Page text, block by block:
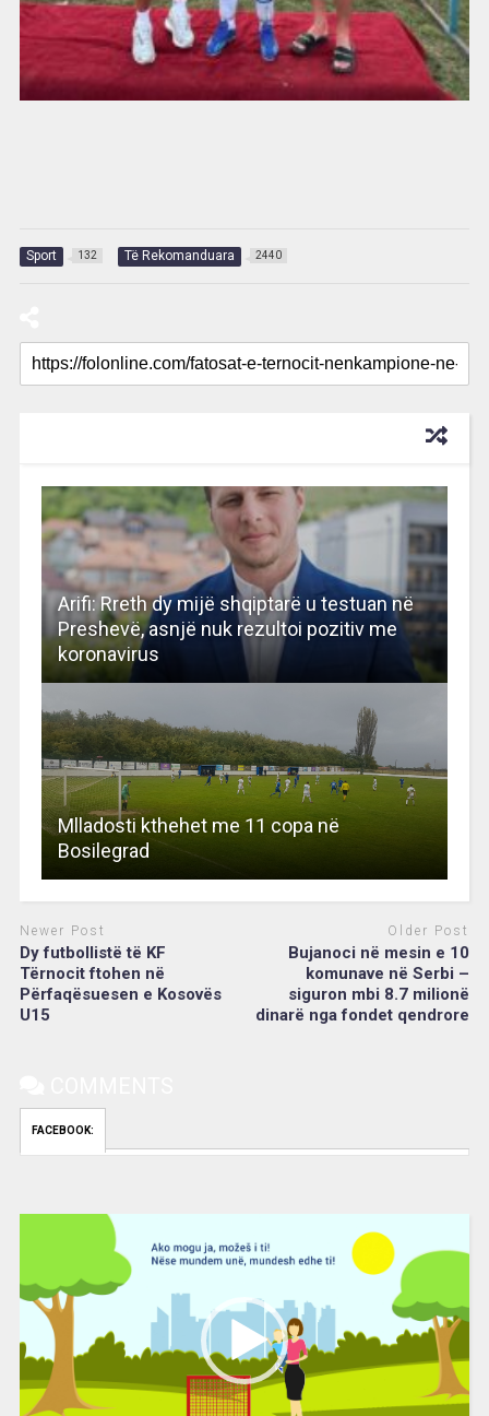
Sport 132 Të Rekomanduara 2440
Arifi: Rreth dy mijë shqiptarë u testuan në
Preshevë, asnjë nuk rezultoi pozitiv me
koronavirus
Mlladosti kthehet me 11 copa në
Bosilegrad
Newer Post
Dy futbollistë të KF
Tërnocit ftohen në
Përfaqësuesen e Kosovës
U15
Older Post
Bujanoci në mesin e 10
komunave në Serbi –
siguron mbi 8.7 milionë
dinarë nga fondet qendrore
FACEBOOK: